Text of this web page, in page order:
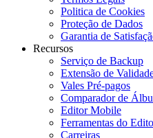
Politica de Cookies
Proteção de Dados
Garantia de
Recursos
Serviço de Backup
Extensão de
Vales Pré-pagos
Comparador de
Editor Mobile
Ferramentas do
Carreiras